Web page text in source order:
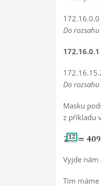
Do
Do
Masku
z příkladu
Vyjde nám
Tím